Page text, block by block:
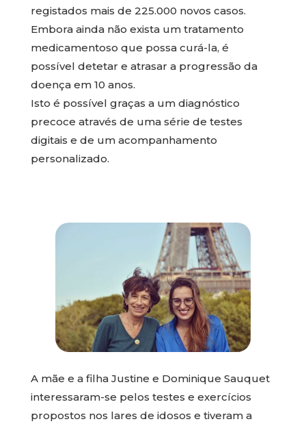
registados mais de 225.000 novos casos.
Embora ainda não exista um tratamento
medicamentoso que possa curá-la, é
possível detetar e atrasar a progressão da
doença em 10 anos.
Isto é possível graças a um diagnóstico
precoce através de uma série de testes
digitais e de um acompanhamento
personalizado.
A mãe e a filha Justine e Dominique Sauquet
interessaram-se pelos testes e exercícios
propostos nos lares de idosos e tiveram a